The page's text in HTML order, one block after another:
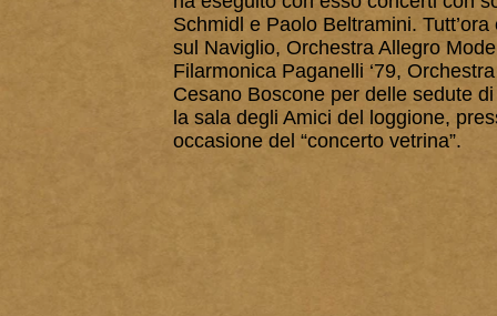
Schmidl e Paolo Beltramini.
sul Naviglio, Orchestra Allegro
Filarmonica Paganelli ‘79,
Cesano Boscone per delle sedute
la sala degli Amici del loggione,
occasione del “concerto vetrina”.